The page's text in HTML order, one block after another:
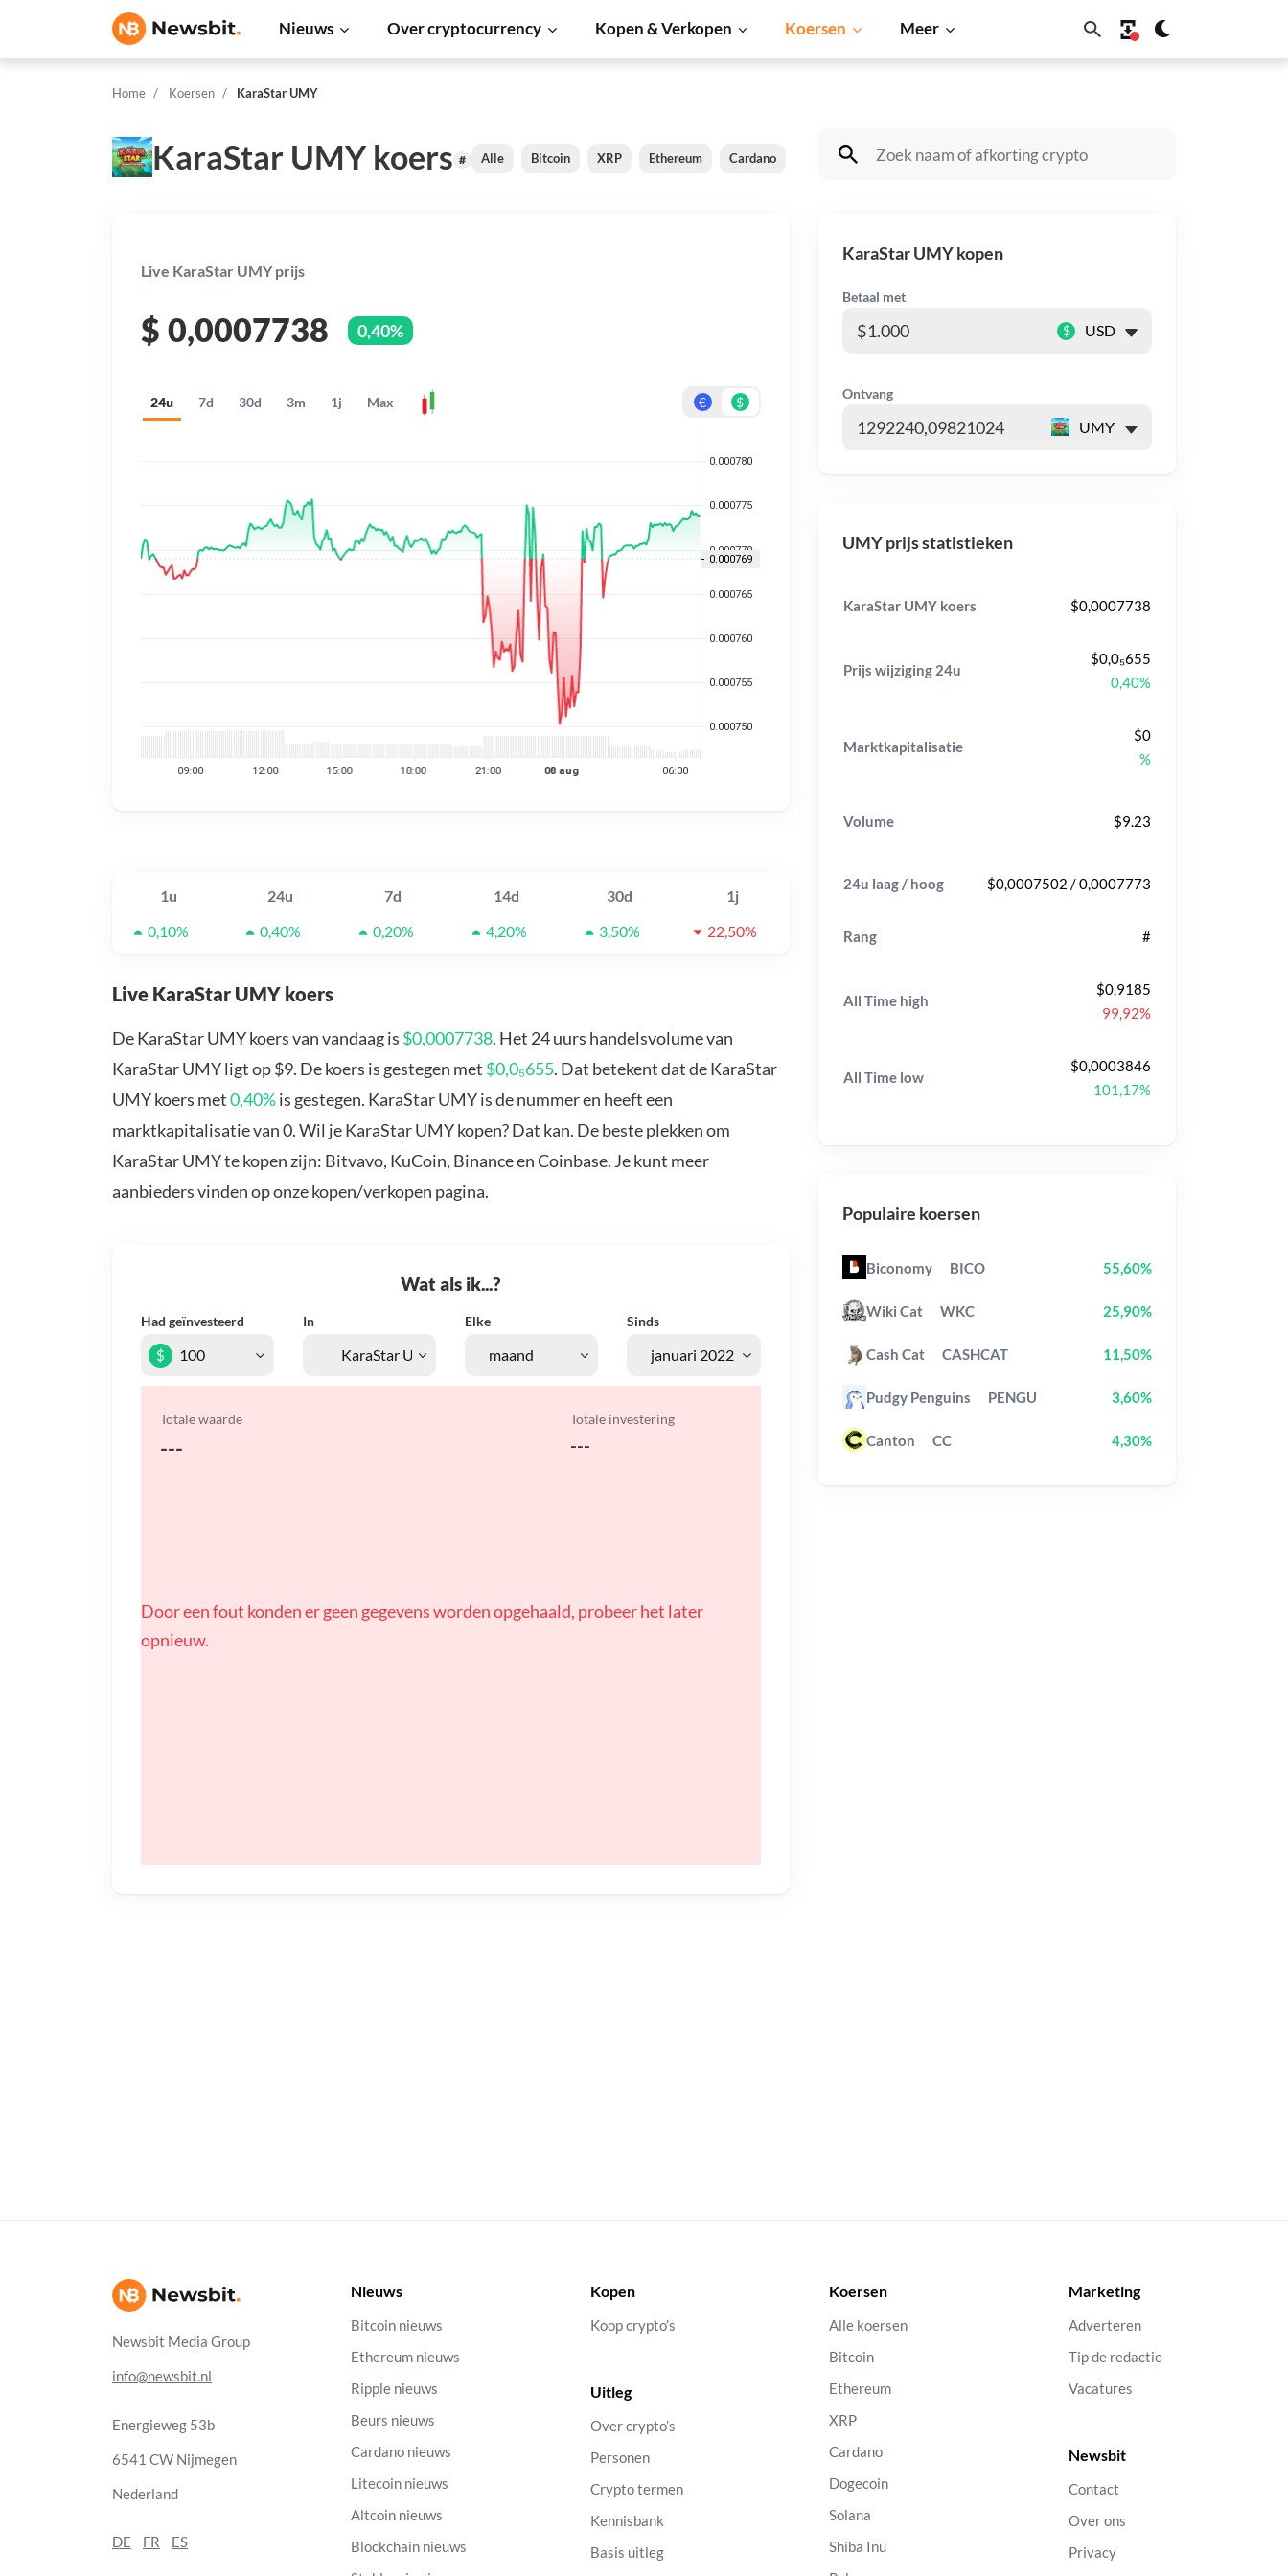
Nieuws Over cryptocurrency Kopen & Verkopen Koersen Meer
Home Koersen KaraStar UMY
KaraStar UMY koers # Alle Bitcoin XRP Ethereum Cardano Shiba Inu Dogecoin Solana BNB
Live KaraStar UMY prijs
$ 0,0007738 0,40%
24u 7d 30d 3m 1j Max € $
1u 24u 7d 14d 30d
1j
0,10%
0,40% 0,20% 4,20% 3,50% 22,50%
Live KaraStar UMY koers
De KaraStar UMY koers van vandaag is $0,0007738. Het 24 uurs handelsvolume van
KaraStar UMY ligt op $9. De koers is gestegen met $0,0₅655. Dat betekent dat de KaraStar
UMY koers met0,40%is gestegen. KaraStar UMY is de nummer en heeft een
marktkapitalisatie van 0. Wil je KaraStar UMY kopen? Dat kan. De beste plekken om
KaraStar UMY te kopen zijn: Bitvavo, KuCoin, Binance en Coinbase. Je kunt meer
aanbieders vinden op onze kopen/verkopen pagina.
Wat als ik...?
Had geïnvesteerd In Elke Sinds
$
Totale waarde
---
Totale investering
---
Door een fout konden er geen gegevens worden opgehaald, probeer het later
opnieuw.
KaraStar UMY kopen
Betaal met
$
Ontvang
UMY prijs statistieken
KaraStar UMY koers $0,0007738
Prijs wijziging 24u
$0,0₅655
0,40%
Marktkapitalisatie
$0
%
Volume $9.23
24u laag / hoog $0,0007502 / 0,0007773
Rang #
All Time high
$0,9185
99,92%
All Time low
$0,0003846
101,17%
Populaire koersen
Biconomy BICO 55,60%
Wiki Cat WKC 25,90%
Cash Cat CASHCAT 11,50%
Pudgy Penguins PENGU 3,60%
Canton CC 4,30%
Newsbit Media Group
info@newsbit.nl
Energieweg 53b
6541 CW Nijmegen
Nederland
DE FR ES
Nieuws
Bitcoin nieuws
Ethereum nieuws
Ripple nieuws
Beurs nieuws
Cardano nieuws
Litecoin nieuws
Altcoin nieuws
Blockchain nieuws
Kopen
Koop crypto’s
Uitleg
Over crypto’s
Personen
Crypto termen
Kennisbank
Basis uitleg
Koersen
Alle koersen
Bitcoin
Ethereum
XRP
Cardano
Dogecoin
Solana
Shiba Inu
Marketing
Adverteren
Tip de redactie
Vacatures
Newsbit
Contact
Over ons
Privacy